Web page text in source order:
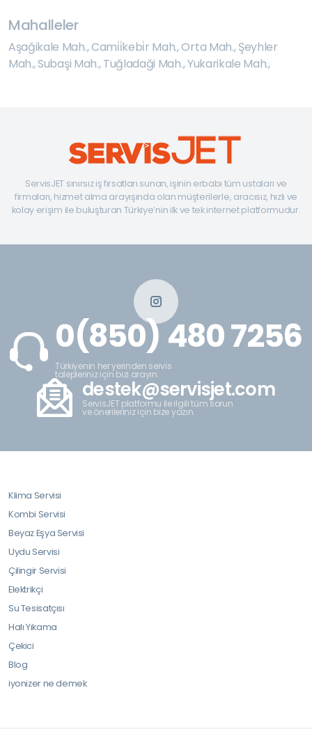
Mahalleler
Aşağikale Mah.,Cami̇i̇kebi̇r Mah.,Orta Mah.,Şeyhler
Mah.,Subaşi Mah.,Tuğladaği Mah.,Yukarikale Mah.,
ServisJET sınırsız iş fırsatları sunan, işinin erbabı tüm ustaları ve
firmaları, hizmet alma arayışında olan müşterilerle, aracısız, hızlı ve
kolay erişim ile buluşturan Türkiye’nin ilk ve tek internet platformudur.
0(850) 480 7256
Türkiyenin her yerinden servis
talepleriniz için bizi arayın.
destek@servisjet.com
ServisJET platformu ile ilgili tüm sorun
ve önerileriniz için bize yazın.
Klima Servisi
Kombi Servisi
Beyaz Eşya Servisi
Uydu Servisi
Çilingir Servisi
Elektrikçi
Su Tesisatçısı
Halı Yıkama
Çekici
Blog
iyonizer ne demek